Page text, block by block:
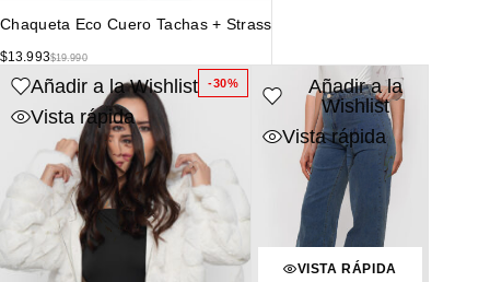
Chaqueta Eco Cuero Tachas + Strass
$19.990
$13.993
-30%
Añadir a la Wishlist
Vista rápida
Añadir a la
Wishlist
Vista rápida
VISTA RÁPIDA